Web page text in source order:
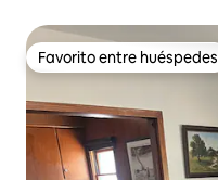
Favorito entre huéspedes
Favorito entre huéspedes